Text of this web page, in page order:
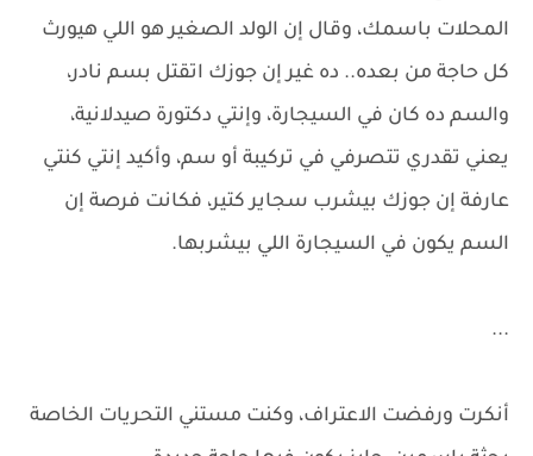
المحلات باسمك، وقال إن الولد الصغير هو اللي هيورث
كل حاجة من بعده.. ده غير إن جوزك اتقتل بسم نادر،
والسم ده كان في السيجارة، وإنتي دكتورة صيدلانية،
يعني تقدري تتصرفي في تركيبة أو سم، وأكيد إنتي كنتي
عارفة إن جوزك بيشرب سجاير كتير، فكانت فرصة إن
السم يكون في السيجارة اللي بيشربها.
...
أنكرت ورفضت الاعتراف، وكنت مستني التحريات الخاصة